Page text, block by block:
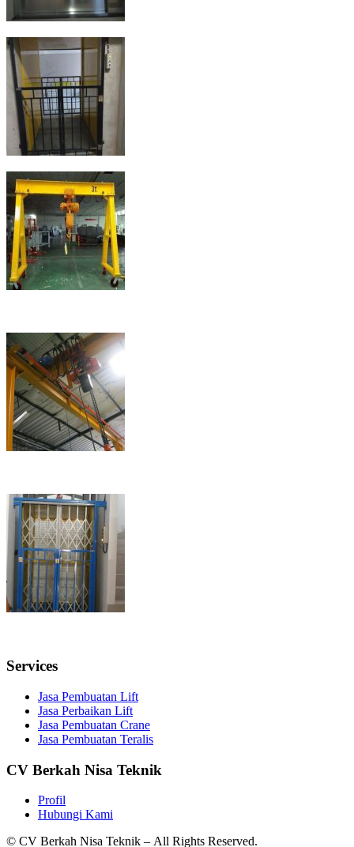
Services
Jasa Pembuatan Lift
Jasa Perbaikan Lift
Jasa Pembuatan Crane
Jasa Pembuatan Teralis
CV Berkah Nisa Teknik
Profil
Hubungi Kami
© CV Berkah Nisa Teknik – All Rights Reserved.